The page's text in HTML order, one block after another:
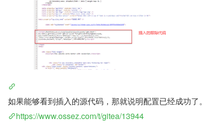
如果能够看到插入的源代码，那就说明配置已经成功了。
https://www.ossez.com/t/gitea/13944